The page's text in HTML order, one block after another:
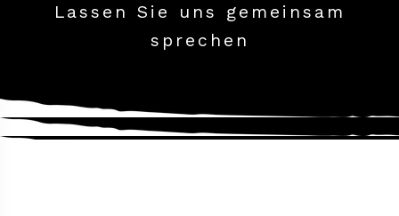
Lassen Sie uns gemeinsam
sprechen